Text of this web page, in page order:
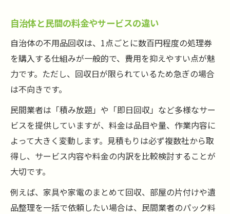
自治体と民間の料金やサービスの違い
自治体の不用品回収は、1点ごとに数百円程度の処理券
を購入する仕組みが一般的で、費用を抑えやすい点が魅
力です。ただし、回収日が限られているため急ぎの場合
は不向きです。
民間業者は「積み放題」や「即日回収」など多様なサー
ビスを提供していますが、料金は品目や量、作業内容に
よって大きく変動します。見積もりは必ず複数社から取
得し、サービス内容や料金の内訳を比較検討することが
大切です。
例えば、家具や家電のまとめて回収、部屋の片付けや遺
品整理を一括で依頼したい場合は、民間業者のパック料